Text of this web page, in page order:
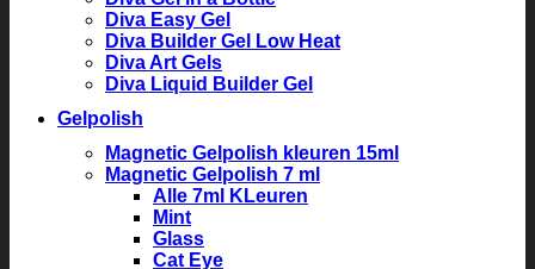
Diva Easy Gel
Diva Builder Gel Low Heat
Diva Art Gels
Diva Liquid Builder Gel
Gelpolish
Magnetic Gelpolish kleuren 15ml
Magnetic Gelpolish 7 ml
Alle 7ml KLeuren
Mint
Glass
Cat Eye